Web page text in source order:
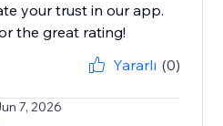
your trust in our app.
the great rating!
Yararlı (0)
7, 2026